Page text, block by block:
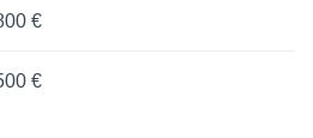
€
€